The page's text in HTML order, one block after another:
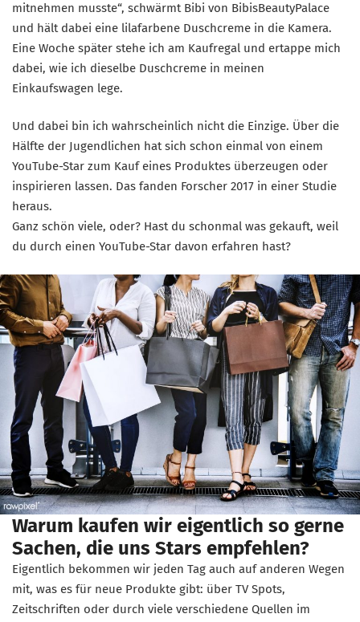
mitnehmen musste“, schwärmt Bibi von BibisBeautyPalace
und hält dabei eine lilafarbene Duschcreme in die Kamera.
Eine Woche später stehe ich am Kaufregal und ertappe mich
dabei, wie ich dieselbe Duschcreme in meinen
Einkaufswagen lege.
Und dabei bin ich wahrscheinlich nicht die Einzige. Über die
Hälfte der Jugendlichen hat sich schon einmal von einem
YouTube-Star zum Kauf eines Produktes überzeugen oder
inspirieren lassen. Das fanden Forscher 2017 in einer Studie
heraus.
Ganz schön viele, oder? Hast du schonmal was gekauft, weil
du durch einen YouTube-Star davon erfahren hast?
Warum kaufen wir eigentlich so gerne
Sachen, die uns Stars empfehlen?
Eigentlich bekommen wir jeden Tag auch auf anderen Wegen
mit, was es für neue Produkte gibt: über TV Spots,
Zeitschriften oder durch viele verschiedene Quellen im